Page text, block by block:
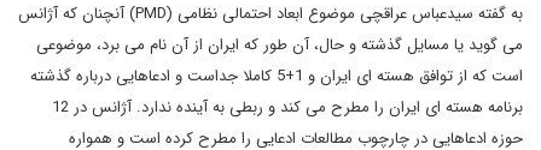
به گفته سیدعباس عراقچی موضوع ابعاد احتمالی نظامی (PMD) آنچنان که آژانس
می گوید یا مسایل گذشته و حال، آن طور که ایران از آن نام می برد، موضوعی
است که از توافق هسته ای ایران و 1+5 کاملا جداست و ادعاهایی درباره گذشته
برنامه هسته ای ایران را مطرح می کند و ربطی به آینده ندارد. آژانس در 12
حوزه ادعاهایی در چارچوب مطالعات ادعایی را مطرح کرده است و همواره